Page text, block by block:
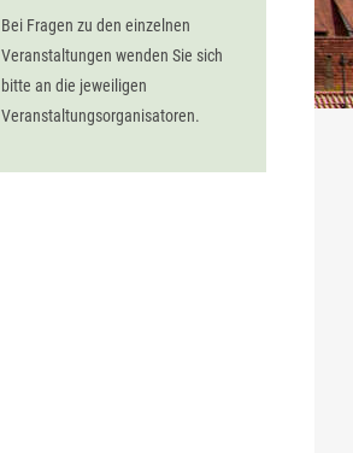
Bei Fragen zu den einzelnen
Veranstaltungen wenden Sie sich
bitte an die jeweiligen
Veranstaltungsorganisatoren.